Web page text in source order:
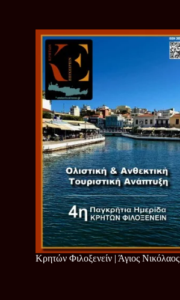
Κρητών Φιλοξενείν | Άγιος Νικόλαος